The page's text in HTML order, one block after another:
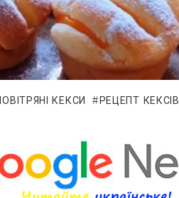
ПОВІТРЯНІ КЕКСИ РЕЦЕПТ КЕКСІВ